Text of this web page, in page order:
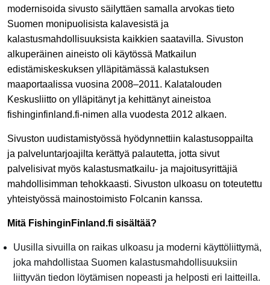
modernisoida sivusto säilyttäen samalla arvokas tieto
Suomen monipuolisista kalavesistä ja
kalastusmahdollisuuksista kaikkien saatavilla. Sivuston
alkuperäinen aineisto oli käytössä Matkailun
edistämiskeskuksen ylläpitämässä kalastuksen
maaportaalissa vuosina 2008–2011. Kalatalouden
Keskusliitto on ylläpitänyt ja kehittänyt aineistoa
fishinginfinland.fi-nimen alla vuodesta 2012 alkaen.
Sivuston uudistamistyössä hyödynnettiin kalastusoppailta
ja palveluntarjoajilta kerättyä palautetta, jotta sivut
palvelisivat myös kalastusmatkailu- ja majoitusyrittäjiä
mahdollisimman tehokkaasti. Sivuston ulkoasu on toteutettu
yhteistyössä mainostoimisto Folcanin kanssa.
Mitä FishinginFinland.fi sisältää?
Uusilla sivuilla on raikas ulkoasu ja moderni käyttöliittymä,
joka mahdollistaa Suomen kalastusmahdollisuuksiin
liittyvän tiedon löytämisen nopeasti ja helposti eri laitteilla.